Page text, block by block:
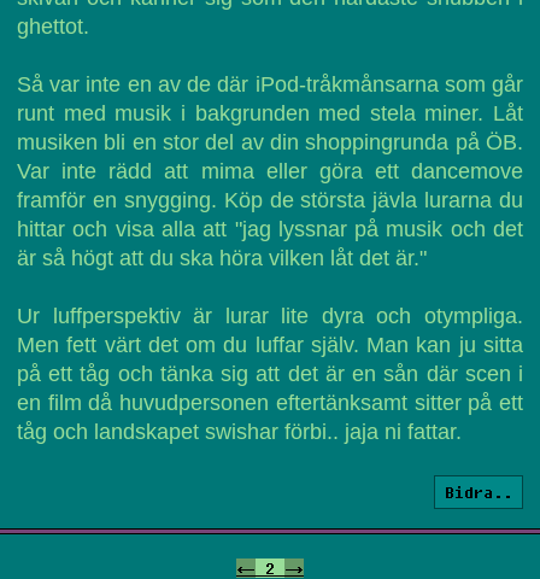
ghettot.
Så var inte en av de där iPod-tråkmånsarna som går
runt med musik i bakgrunden med stela miner. Låt
musiken bli en stor del av din shoppingrunda på ÖB.
Var inte rädd att mima eller göra ett dancemove
framför en snygging. Köp de största jävla lurarna du
hittar och visa alla att "jag lyssnar på musik och det
är så högt att du ska höra vilken låt det är."
Ur luffperspektiv är lurar lite dyra och otympliga.
Men fett värt det om du luffar själv. Man kan ju sitta
på ett tåg och tänka sig att det är en sån där scen i
en film då huvudpersonen eftertänksamt sitter på ett
tåg och landskapet swishar förbi.. jaja ni fattar.
Bidra..
<- 2 ->